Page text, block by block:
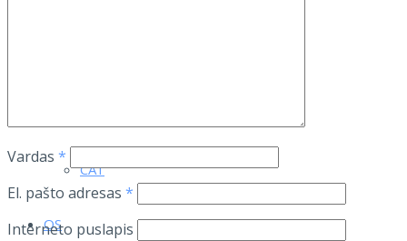
CAT
OS
Vardas *
El. pašto adresas *
Interneto puslapis